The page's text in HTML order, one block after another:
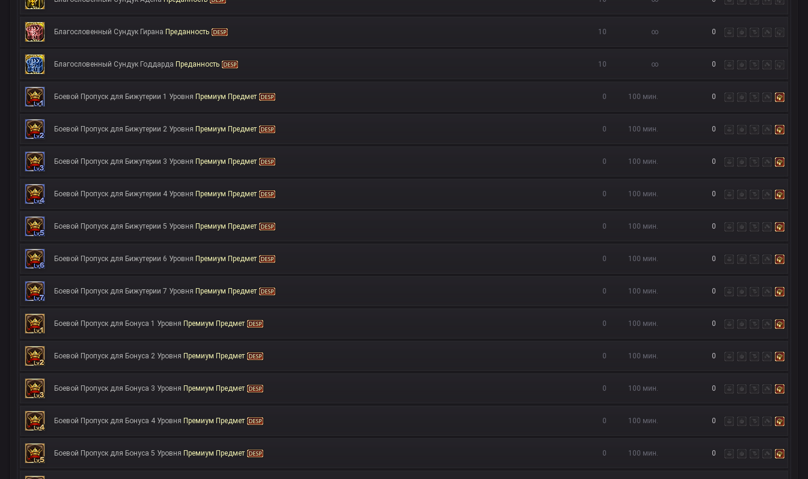
Благословенный Сундук Гирана Преданность 10 ∞ 0
Благословенный Сундук Годдарда Преданность 10 ∞ 0
Боевой Пропуск для Бижутерии 1 Уровня Премиум Предмет 0 100 мин. 0
Боевой Пропуск для Бижутерии 2 Уровня Премиум Предмет 0 100 мин. 0
Боевой Пропуск для Бижутерии 3 Уровня Премиум Предмет 0 100 мин. 0
Боевой Пропуск для Бижутерии 4 Уровня Премиум Предмет 0 100 мин. 0
Боевой Пропуск для Бижутерии 5 Уровня Премиум Предмет 0 100 мин. 0
Боевой Пропуск для Бижутерии 6 Уровня Премиум Предмет 0 100 мин. 0
Боевой Пропуск для Бижутерии 7 Уровня Премиум Предмет 0 100 мин. 0
Боевой Пропуск для Бонуса 1 Уровня Премиум Предмет 0 100 мин. 0
Боевой Пропуск для Бонуса 2 Уровня Премиум Предмет 0 100 мин. 0
Боевой Пропуск для Бонуса 3 Уровня Премиум Предмет 0 100 мин. 0
Боевой Пропуск для Бонуса 4 Уровня Премиум Предмет 0 100 мин. 0
Боевой Пропуск для Бонуса 5 Уровня Премиум Предмет 0 100 мин. 0